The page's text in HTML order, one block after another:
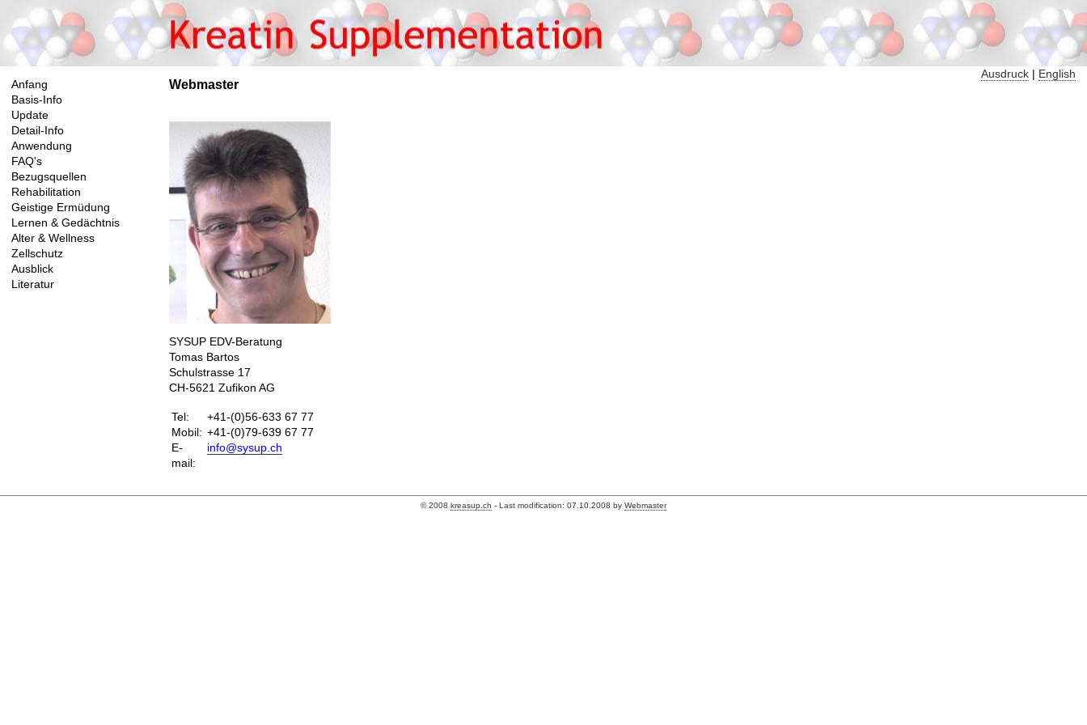
Anfang
Basis-Info
Update
Detail-Info
Anwendung
FAQ's
Bezugsquellen
Rehabilitation
Geistige Ermüdung
Lernen & Gedächtnis
Alter & Wellness
Zellschutz
Ausblick
Literatur
Ausdruck | English
Webmaster
SYSUP EDV-Beratung
Tomas Bartos
Schulstrasse 17
CH-5621 Zufikon AG
Tel:
Mobil:
E-
mail:
+41-(0)56-633 67 77
+41-(0)79-639 67 77
info@sysup.ch
© 2008 kreasup.ch - Last modification: 07.10.2008 by Webmaster